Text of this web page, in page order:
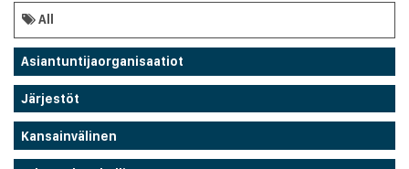
All
Asiantuntijaorganisaatiot
Järjestöt
Kansainvälinen